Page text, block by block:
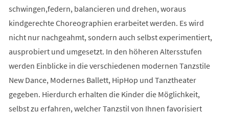
schwingen,federn, balancieren und drehen, woraus
kindgerechte Choreographien erarbeitet werden. Es wird
nicht nur nachgeahmt, sondern auch selbst experimentiert,
ausprobiert und umgesetzt. In den höheren Altersstufen
werden Einblicke in die verschiedenen modernen Tanzstile
New Dance, Modernes Ballett, HipHop und Tanztheater
gegeben. Hierdurch erhalten die Kinder die Möglichkeit,
selbst zu erfahren, welcher Tanzstil von Ihnen favorisiert